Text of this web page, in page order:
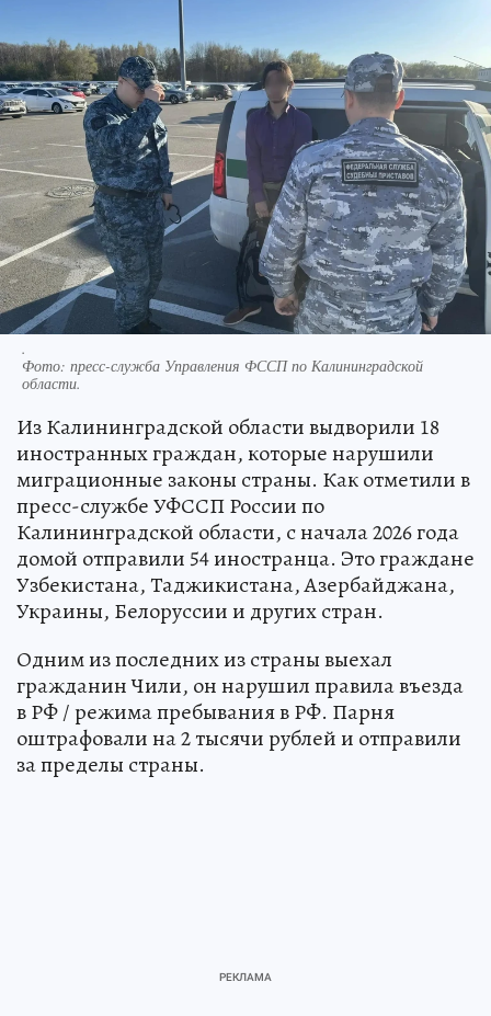
.
Фото: пресс-служба Управления ФССП по Калининградской
области.
Из Калининградской области выдворили 18
иностранных граждан, которые нарушили
миграционные законы страны. Как отметили в
пресс-службе УФССП России по
Калининградской области, с начала 2026 года
домой отправили 54 иностранца. Это граждане
Узбекистана, Таджикистана, Азербайджана,
Украины, Белоруссии и других стран.
Одним из последних из страны выехал
гражданин Чили, он нарушил правила въезда
в РФ / режима пребывания в РФ. Парня
оштрафовали на 2 тысячи рублей и отправили
за пределы страны.